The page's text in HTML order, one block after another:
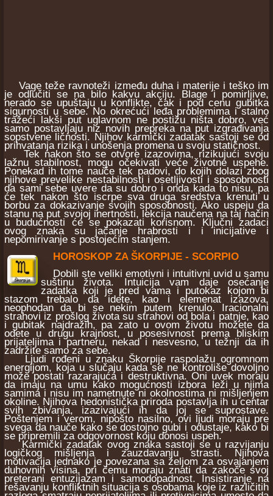
Vage teže ravnoteži između duha i materije i teško im
je odlučiti se na bilo kakvu akciju. Blage i pomirljive,
nerado se upuštaju u konflikte, čak i pod cenu gubitka
sigurnosti u sebe. No okrećući leđa problemima i stalno
tražeći lakši put uglavnom ne postižu ništa dobro, već
samo postavljaju niz novih prepreka na put izgrađivanja
sopstvene ličnosti. Njihov karmički zadatak sastoji se od
prihvatanja rizika i unošenja promena u svoju statičnost.
Tek nakon što se otvore izazovima, rizikujući svoju
lažnu stabilnost, mogu očekivati veće životne uspehe.
Ponekad ih tome nauče tek padovi, do kojih dolazi zbog
njihove prevelike nestabilnosti i osetljivosti i sposobnosti
da sami sebe uvere da su dobro i onda kada to nisu, pa
će tek nakon što iscrpe sva druga sredstva krenuti u
borbu za dokazivanje svojih sposobnosti. Ako uspeju da
stanu na put svojoj inertnosti, lekcija naučena na taj način
u budućnosti će se pokazati korisnom. Ključni zadaci
ovog znaka su jačanje hrabrosti i i inicijative i
nepomirivanje s postojećim stanjem.
HOROSKOP ZA ŠKORPIJE - SCORPIO
Dobili ste veliki emotivni i intuitivni uvid u samu
suštinu života. Intuicija vam daje osećanje
zadatka koji je pred vama i putokaz kojom bi
stazom trebalo da idete, kao i elemenat izazova,
neophodan da bi se nekim putem krenulo. Iracionalni
strahovi iz prošlog života su strahovi od bola i patnje, kao
i gubitak najdražih, pa zato u ovom životu možete da
odete u drugu krajnost, u posesivnost prema bliskim
prijateljima i partneru, nekad i nesvesno, u težnji da ih
zadržite samo za sebe.
Ljudi rođeni u znaku Škorpije raspolažu ogromnom
energijom, koja u slučaju kada se ne kontroliše dovoljno
može postati razarajuća i destruktivna. Oni uvek moraju
da imaju na umu kako mogućnosti izbora leži u njima
samima i nisu im nametnute ni okolnostima ni mišljenjem
okoline. Njihova hedonistička priroda postavlja ih u centar
svih zbivanja, izazivajući ih da joj se suprostave.
Poštenjem i verom, nipošto nasilno, ovi ljudi moraju pre
svega da nauče kako se dostojno gubi i odustaje, kako bi
se pripremili za odgovornost koju donosi uspeh.
Karmički zadatak ovog znaka sastoji se u razvijanju
logičkog mišljenja i zauzdavanju strasti. Njihova
motivacija jednako je povezana sa željom za osvajanjem
duhovnih visina, pri čemu moraju znati da zakoče svoj
preterani entuzijazam i samodopadnost. Insistiranje na
rešavanju konfliktnih situacija s osobama koje iz različitih